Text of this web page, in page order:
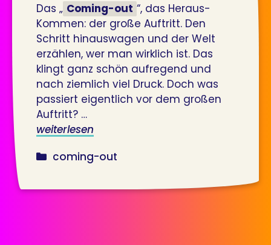
Das „ Coming-out “, das Heraus-
Kommen: der große Auftritt. Den
Schritt hinauswagen und der Welt
erzählen, wer man wirklich ist. Das
klingt ganz schön aufregend und
nach ziemlich viel Druck. Doch was
passiert eigentlich vor dem großen
Auftritt? …
weiterlesen
kategorien
coming-out